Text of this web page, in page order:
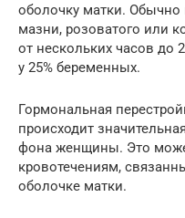
оболочку матки. Обычно
мазни, розоватого или
от нескольких часов до
у 25% беременных.
Гормональная
происходит
фона женщины. Это
кровотечениям,
оболочке матки.